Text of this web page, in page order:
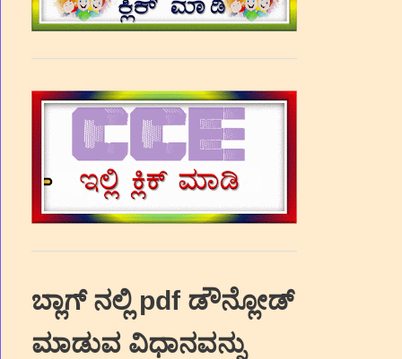
ಬ್ಲಾಗ್‌ ನಲ್ಲಿ pdf ಡೌನ್ಲೋಡ್‌
ಮಾಡುವ ವಿಧಾನವನ್ನು